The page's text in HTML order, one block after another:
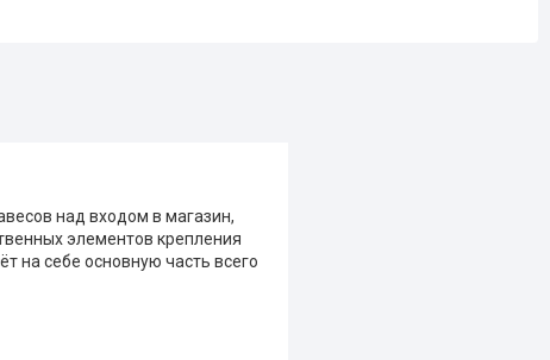
над входом в магазин,
элементов крепления
на себе основную часть всего